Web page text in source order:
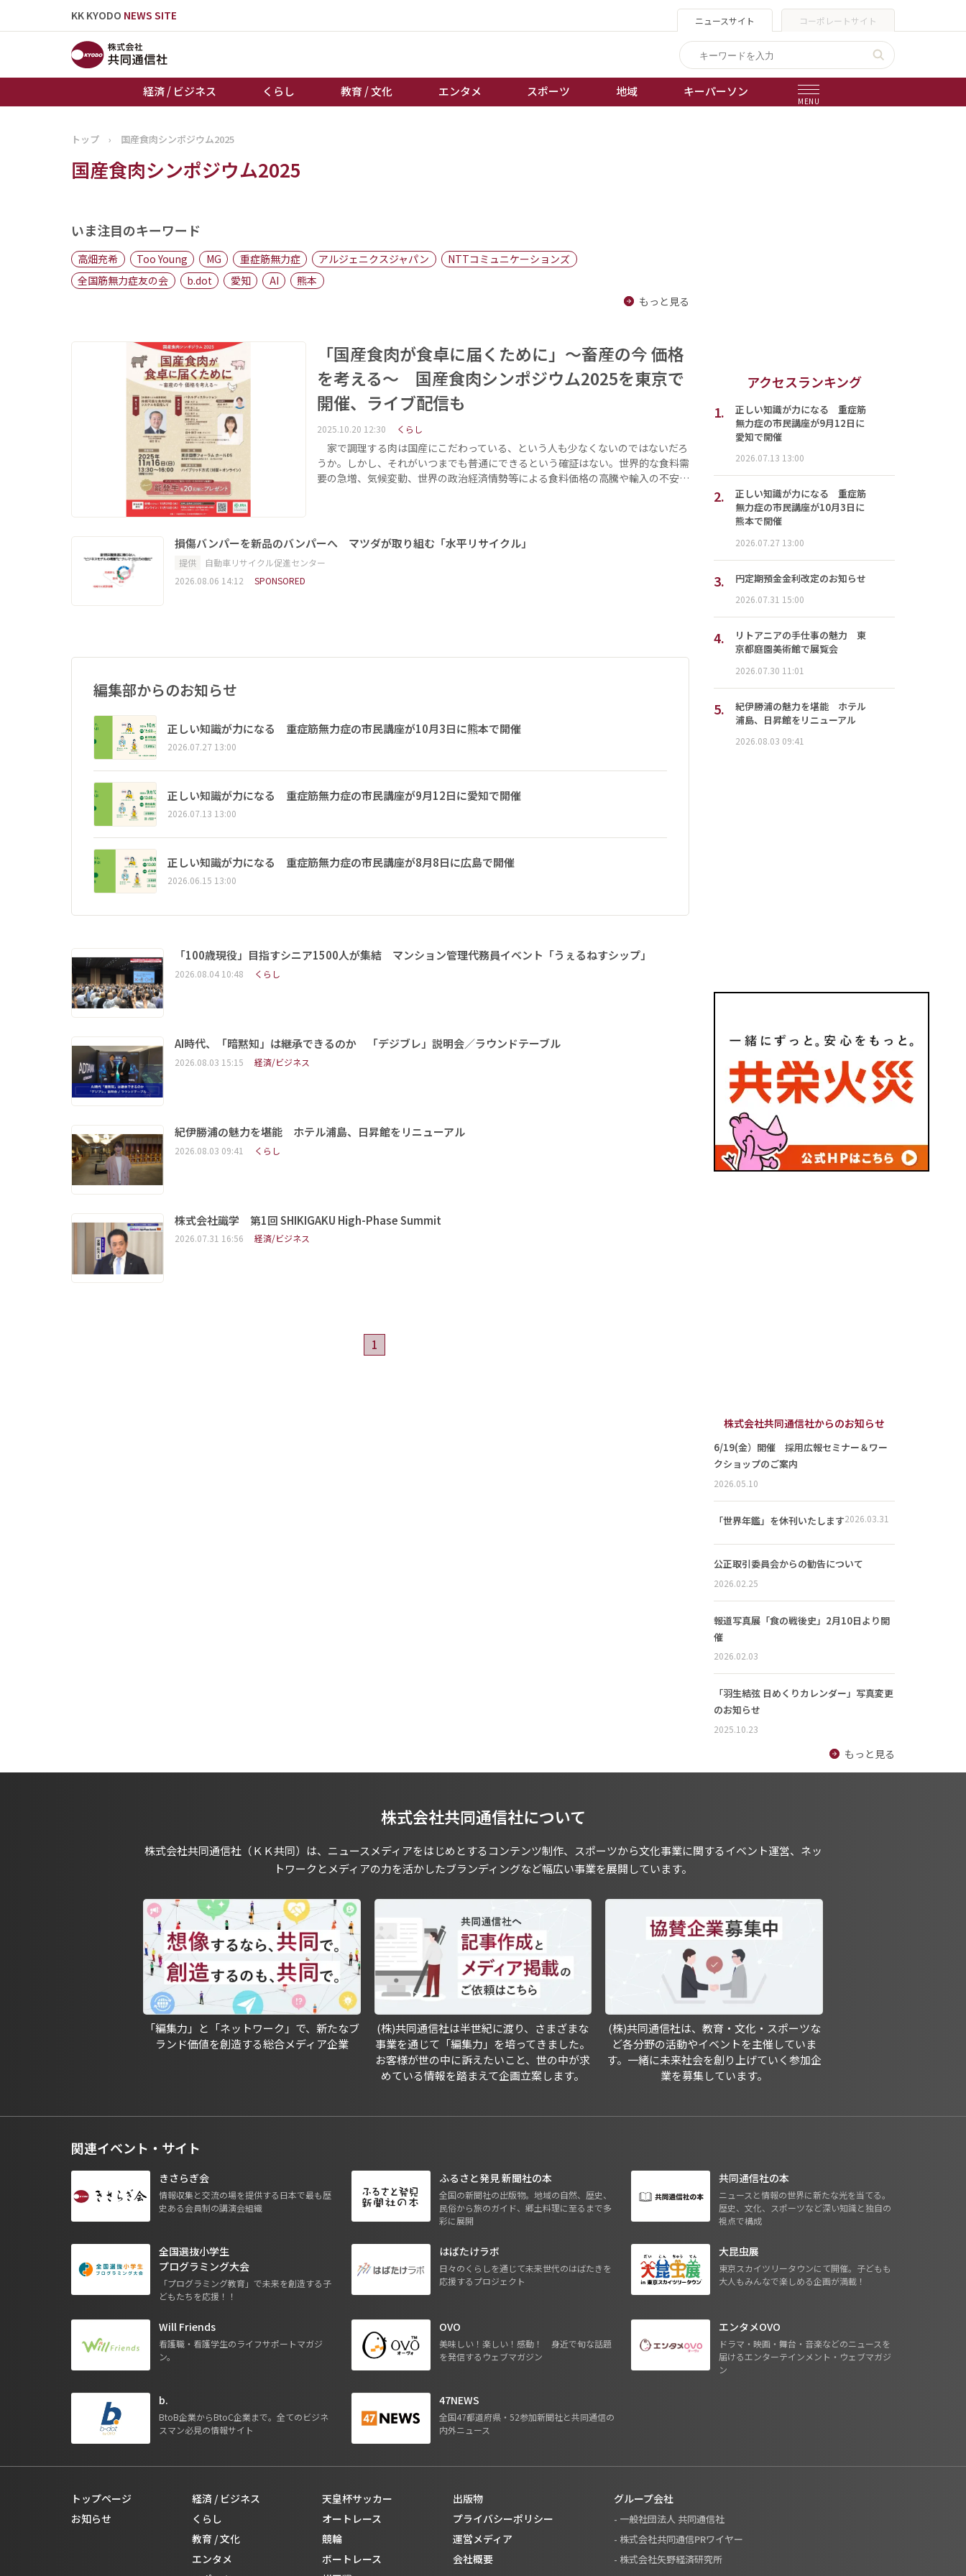
KK KYODO NEWS SITE ニュースサイト コーポレートサイト
経済 / ビジネス くらし 教育 / 文化 エンタメ スポーツ 地域 キーパーソン
MENU
トップページ
お知らせ
地域
棋王戦
トップ › 国産食肉シンポジウム2025
国産食肉シンポジウム2025
いま注目のキーワード
高畑充希 Too Young MG 重症筋無力症 アルジェニクスジャパン
NTTコミュニケーションズ
全国筋無力症友の会
b.dot 愛知 AI
熊本
もっと見る
「国産食肉が食卓に届くために」～畜産の今 価格
を考える～ 国産食肉シンポジウム2025を東京で
開催、ライブ配信も
2025.10.20 12:30 くらし
家で調理する肉は国産にこだわっている、という人も少なくないのではないだろ
うか。しかし、それがいつまでも普通にできるという確証はない。世界的な食料需
要の急増、気候変動、世界の政治経済情勢等による食料価格の高騰や輸入の不安…
損傷バンパーを新品のバンパーへ マツダが取り組む「水平リサイクル」
提供
自動車リサイクル促進センター
2026.08.06 14:12
SPONSORED
編集部からのお知らせ
正しい知識が力になる 重症筋無力症の市民講座が10月3日に熊本で開催
2026.07.27 13:00
正しい知識が力になる 重症筋無力症の市民講座が9月12日に愛知で開催
2026.07.13 13:00
正しい知識が力になる 重症筋無力症の市民講座が8月8日に広島で開催
2026.06.15 13:00
「100歳現役」目指すシニア1500人が集結 マンション管理代務員イベント「うぇるねすシップ」
2026.08.04 10:48 くらし
AI時代、「暗黙知」は継承できるのか 「デジブレ」説明会／ラウンドテーブル
2026.08.03 15:15 経済/ビジネス
紀伊勝浦の魅力を堪能 ホテル浦島、日昇館をリニューアル
2026.08.03 09:41 くらし
株式会社識学 第1回 SHIKIGAKU High-Phase Summit
2026.07.31 16:56 経済/ビジネス
1
アクセスランキング
1.
正しい知識が力になる 重症筋
無力症の市民講座が9月12日に
愛知で開催
2026.07.13 13:00
2.
正しい知識が力になる 重症筋
無力症の市民講座が10月3日に
熊本で開催
2026.07.27 13:00
3. 円定期預金金利改定のお知らせ
2026.07.31 15:00
4.
リトアニアの手仕事の魅力 東
京都庭園美術館で展覧会
2026.07.30 11:01
5.
紀伊勝浦の魅力を堪能 ホテル
浦島、日昇館をリニューアル
2026.08.03 09:41
株式会社共同通信社からのお知らせ
6/19(金）開催 採用広報セミナー＆ワー
クショップのご案内
2026.05.10
「世界年鑑」を休刊いたします2026.03.31
公正取引委員会からの勧告について
2026.02.25
報道写真展「食の戦後史」2月10日より開
催
2026.02.03
「羽生結弦 日めくりカレンダー」写真変更
のお知らせ
2025.10.23
もっと見る
株式会社共同通信社について
株式会社共同通信社（ＫＫ共同）は、ニュースメディアをはじめとするコンテンツ制作、スポーツから文化事業に関するイベント運営、ネッ
トワークとメディアの力を活かしたブランディングなど幅広い事業を展開しています。
「編集力」と「ネットワーク」で、新たなブ
ランド価値を創造する総合メディア企業
(株)共同通信社は半世紀に渡り、さまざまな
事業を通じて「編集力」を培ってきました。
お客様が世の中に訴えたいこと、世の中が求
めている情報を踏まえて企画立案します。
(株)共同通信社は、教育・文化・スポーツな
ど各分野の活動やイベントを主催していま
す。一緒に未来社会を創り上げていく参加企
業を募集しています。
関連イベント・サイト
きさらぎ会
情報収集と交流の場を提供する日本で最も歴
史ある会員制の講演会組織
ふるさと発見 新聞社の本
全国の新聞社の出版物。地域の自然、歴史、
民俗から旅のガイド、郷土料理に至るまで多
彩に展開
共同通信社の本
ニュースと情報の世界に新たな光を当てる。
歴史、文化、スポーツなど深い知識と独自の
視点で構成
全国選抜小学生
プログラミング大会
「プログラミング教育」で未来を創造する子
どもたちを応援！！
はばたけラボ
日々のくらしを通じて未来世代のはばたきを
応援するプロジェクト
大昆虫展
東京スカイツリータウンにて開催。子どもも
大人もみんなで楽しめる企画が満載！
Will Friends
看護職・看護学生のライフサポートマガジ
ン。
OVO
美味しい！楽しい！感動！ 身近で旬な話題
を発信するウェブマガジン
エンタメOVO
ドラマ・映画・舞台・音楽などのニュースを
届けるエンターテインメント・ウェブマガジ
ン
b.
BtoB企業からBtoC企業まで。全てのビジネ
スマン必見の情報サイト
47NEWS
全国47都道府県・52参加新聞社と共同通信の
内外ニュース
トップページ
お知らせ
経済 / ビジネス
くらし
教育 / 文化
エンタメ
天皇杯サッカー
オートレース
競輪
ボートレース
出版物
プライバシーポリシー
運営メディア
会社概要
グループ会社
- 一般社団法人 共同通信社
- 株式会社共同通信PRワイヤー
- 株式会社矢野経済研究所